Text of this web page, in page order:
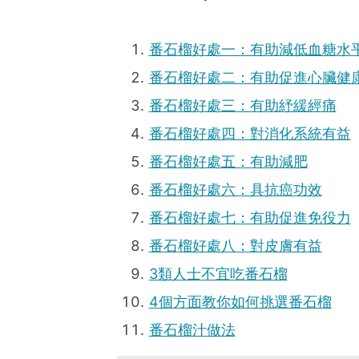
番石榴好處一：有助減低血糖水
番石榴好處二：有助促進心臟健
番石榴好處三：有助紓緩經痛
番石榴好處四：對消化系統有益
番石榴好處五：有助減肥
番石榴好處六：具抗癌功效
番石榴好處七：有助促進免役力
番石榴好處八：對皮膚有益
3類人士不宜吃番石榴
4個方面教你如何挑選番石榴
番石榴汁做法